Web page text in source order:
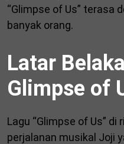
“Glimpse of Us” terasa
banyak orang.
Latar
Glimpse of
Lagu “Glimpse of Us”
perjalanan musikal Joji